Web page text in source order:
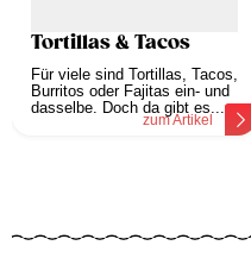
Tortillas & Tacos
Für viele sind Tortillas, Tacos,
Burritos oder Fajitas ein- und
dasselbe. Doch da gibt es...
zum Artikel